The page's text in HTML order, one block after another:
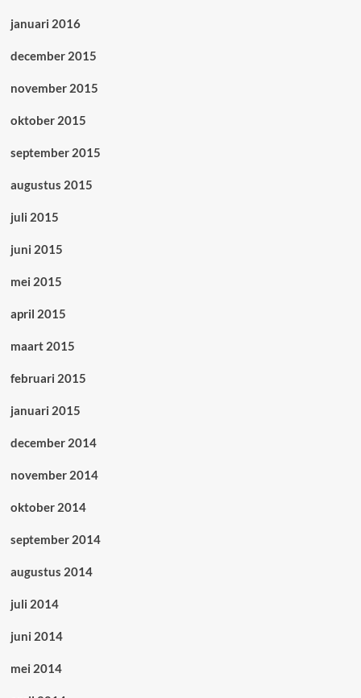
januari 2016
december 2015
november 2015
oktober 2015
september 2015
augustus 2015
juli 2015
juni 2015
mei 2015
april 2015
maart 2015
februari 2015
januari 2015
december 2014
november 2014
oktober 2014
september 2014
augustus 2014
juli 2014
juni 2014
mei 2014